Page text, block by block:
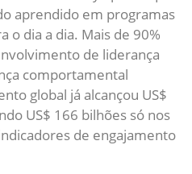
aprendido em programas
o dia a dia. Mais de 90%
de liderança
comportamental
global já alcançou US$
US$ 166 bilhões só nos
de engajamento